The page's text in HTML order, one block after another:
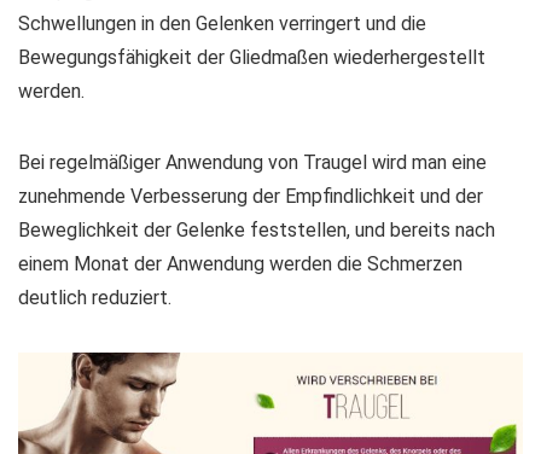
Schwellungen in den Gelenken verringert und die
Bewegungsfähigkeit der Gliedmaßen wiederhergestellt
werden.
Bei regelmäßiger Anwendung von Traugel wird man eine
zunehmende Verbesserung der Empfindlichkeit und der
Beweglichkeit der Gelenke feststellen, und bereits nach
einem Monat der Anwendung werden die Schmerzen
deutlich reduziert.